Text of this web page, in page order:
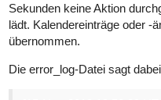
Sekunden keine Aktion
lädt. Kalendereinträge oder -
übernommen.
Die error_log-Datei sagt